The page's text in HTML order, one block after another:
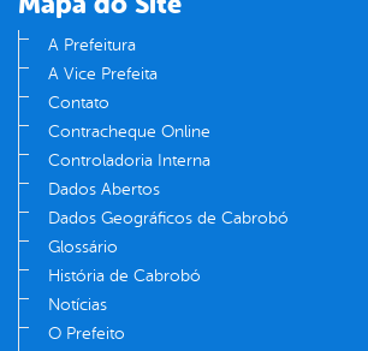
A Prefeitura
A Vice Prefeita
Contato
Contracheque Online
Controladoria Interna
Dados Abertos
Dados Geográficos de Cabrobó
Glossário
História de Cabrobó
Notícias
O Prefeito